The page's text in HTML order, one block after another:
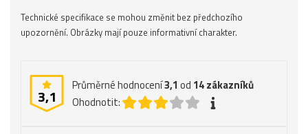
Technické specifikace se mohou změnit bez předchozího
upozornění. Obrázky mají pouze informativní charakter.
3,1
Průměrné hodnocení3,1 od 14zákazníků
Ohodnotit: